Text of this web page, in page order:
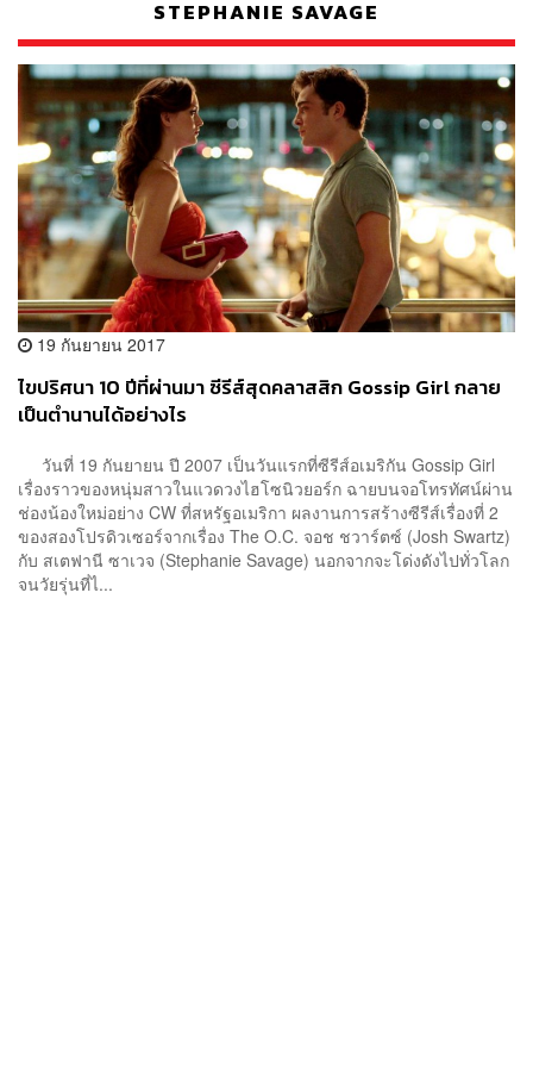
STEPHANIE SAVAGE
19 กันยายน 2017
ไขปริศนา 10 ปีที่ผ่านมา ซีรีส์สุดคลาสสิก Gossip Girl กลาย
เป็นตำนานได้อย่างไร
วันที่ 19 กันยายน ปี 2007 เป็นวันแรกที่ซีรีส์อเมริกัน Gossip Girl
เรื่องราวของหนุ่มสาวในแวดวงไฮโซนิวยอร์ก ฉายบนจอโทรทัศน์ผ่าน
ช่องน้องใหม่อย่าง CW ที่สหรัฐอเมริกา ผลงานการสร้างซีรีส์เรื่องที่ 2
ของสองโปรดิวเซอร์จากเรื่อง The O.C. จอช ชวาร์ตซ์ (Josh Swartz)
กับ สเตฟานี ซาเวจ (Stephanie Savage) นอกจากจะโด่งดังไปทั่วโลก
จนวัยรุ่นที่ไ...